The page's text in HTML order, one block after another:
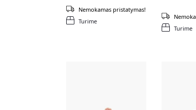
Turime
Nemokamas pristatymas!
Turime